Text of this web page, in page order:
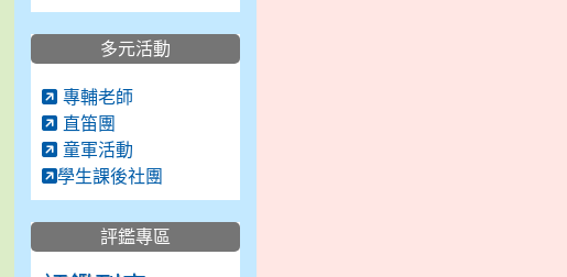
多元活動
專輔老師
直笛團
童軍活動
學生課後社團
評鑑專區